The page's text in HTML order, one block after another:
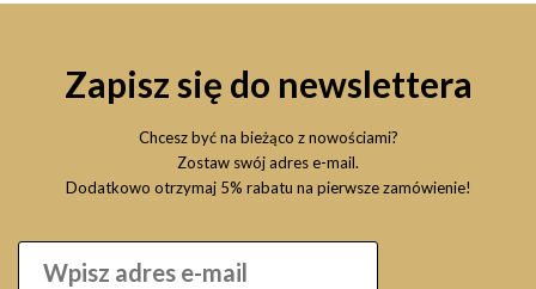
Zapisz się do newslettera
Chcesz być na bieżąco z nowościami?
Zostaw swój adres e-mail.
Dodatkowo otrzymaj 5% rabatu na pierwsze zamówienie!